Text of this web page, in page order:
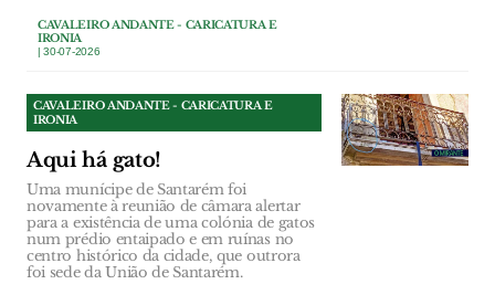
CAVALEIRO ANDANTE - CARICATURA E
IRONIA
| 30-07-2026
CAVALEIRO ANDANTE - CARICATURA E
IRONIA
Aqui há gato!
Uma munícipe de Santarém foi
novamente à reunião de câmara alertar
para a existência de uma colónia de gatos
num prédio entaipado e em ruínas no
centro histórico da cidade, que outrora
foi sede da União de Santarém.